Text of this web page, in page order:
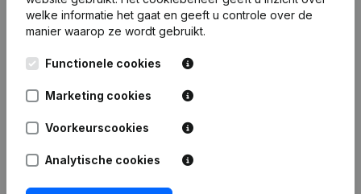
Publicatiesvan Alvarez Motors
Ontslagnemingen - Benoemingen
06-07-2023
Wijziging Juridische Vorm -
welke informatie het gaat en geeft u controle over de
manier waarop ze wordt gebruikt.
Functionele cookies
Marketing cookies
Voorkeurscookies
Analytische cookies